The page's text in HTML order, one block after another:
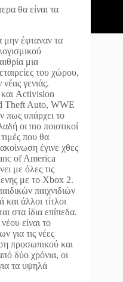
θα είναι τα
μην έφταναν τα
μια
του χώρου,
νέας γενιάς.
Activision
Theft Auto, WWE
πως υπάρχει το
οι πιο ποιοτικοί
που θα
έγινε χθες
of America
με όλες τις
με το Xbox 2.
παιχνιδιών
άλλοι τίτλοι
στα ίδια επίπεδα.
είναι το
για τις νέες
προσωπικού και
δύο χρόνια, οι
τα υψηλά